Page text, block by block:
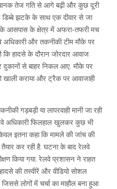
तेज गति से आगे बढ़ी और कुछ दूरी
डिब्बे झटके के साथ एक दीवार से जा
आसपास के क्षेत्र में अफरा-तफरी मच
और तकनीकी टीम मौके पर
कि हादसे के दौरान जोरदार आवाज
दुकानों से बाहर निकल आए. मौके पर
खाली कराया और ट्रैक पर आवाजाही
गड़बड़ी या लापरवाही मानी जा रही
अधिकारी फिलहाल खुलकर कुछ भी
इतना कहा कि मामले की जांच की
तैयार कर रही है. घटना के बाद रेलवे
किया गया. रेलवे प्रशासन ने राहत
की तस्वीरें और वीडियो सोशल
लोगों में चर्चा का माहौल बना हुआ